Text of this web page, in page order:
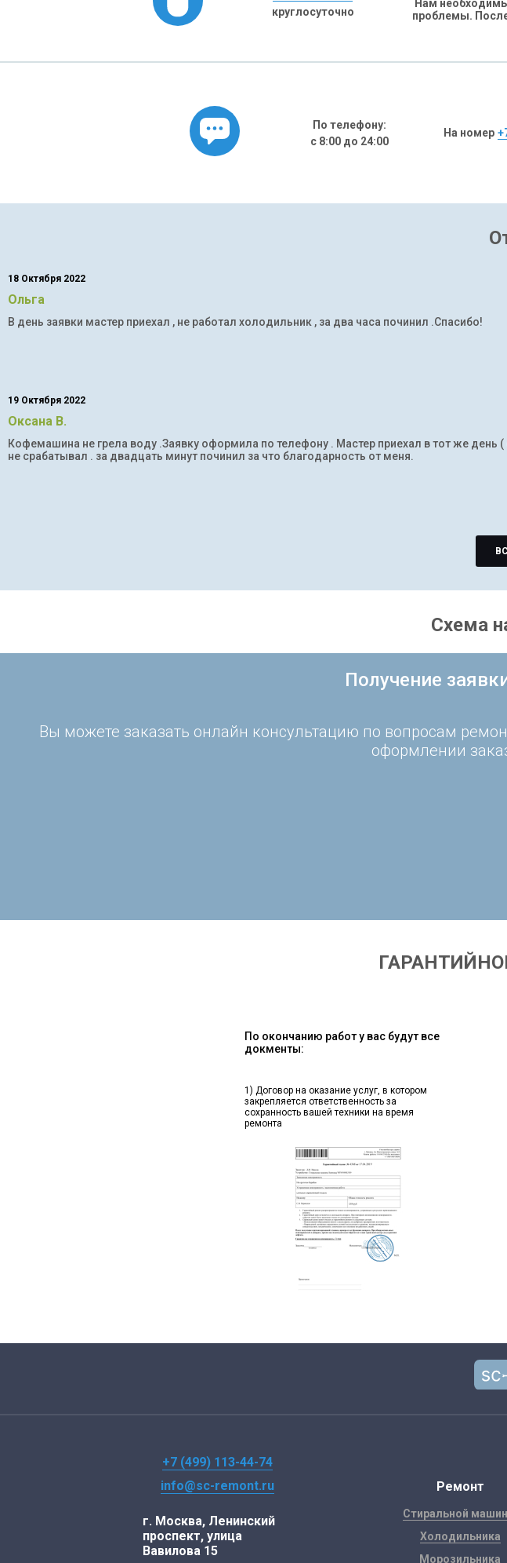
круглосуточно
Нам
проблемы.
По телефону:
с 8:00 до 24:00
На номер
18 Октября 2022
Ольга
В день заявки мастер приехал , не работал холодильник , за два часа починил .Спасибо!
19 Октября 2022
Оксана В.
Кофемашина не грела воду .Заявку оформила по телефону . Мастер приехал в тот же
не срабатывал . за двадцать минут починил за что благодарность от меня.
Схема
Получение
Вы можете заказать онлайн консультацию по вопросам
оформлении
По окончанию работ у вас будут все
докменты:
1) Договор на оказание услуг, в котором
закрепляется ответственность за
сохранность вашей техники на время
ремонта
+7 (499) 113-44-74
info@sc-remont.ru
г. Москва, Ленинский
проспект, улица
Вавилова 15
Ремонт
Стиральной
Холодильника
Морозильника